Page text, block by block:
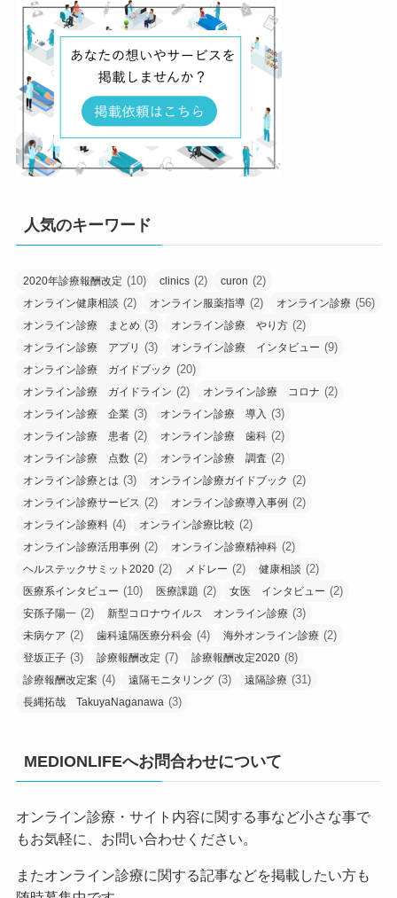
人気のキーワード
2020年診療報酬改定 (10) clinics (2) curon (2)
オンライン健康相談 (2) オンライン服薬指導 (2) オンライン診療 (56)
オンライン診療 まとめ (3) オンライン診療 やり方 (2)
オンライン診療 アプリ (3) オンライン診療 インタビュー (9)
オンライン診療 ガイドブック (20)
オンライン診療 ガイドライン (2) オンライン診療 コロナ (2)
オンライン診療 企業 (3) オンライン診療 導入 (3)
オンライン診療 患者 (2) オンライン診療 歯科 (2)
オンライン診療 点数 (2) オンライン診療 調査 (2)
オンライン診療とは (3) オンライン診療ガイドブック (2)
オンライン診療サービス (2) オンライン診療導入事例 (2)
オンライン診療料 (4) オンライン診療比較 (2)
オンライン診療活用事例 (2) オンライン診療精神科 (2)
ヘルステックサミット2020 (2) メドレー (2) 健康相談 (2)
医療系インタビュー (10) 医療課題 (2) 女医 インタビュー (2)
安孫子陽一 (2) 新型コロナウイルス オンライン診療 (3)
未病ケア (2) 歯科遠隔医療分科会 (4) 海外オンライン診療 (2)
登坂正子 (3) 診療報酬改定 (7) 診療報酬改定2020 (8)
診療報酬改定案 (4) 遠隔モニタリング (3) 遠隔診療 (31)
長縄拓哉 TakuyaNaganawa (3)
MEDIONLIFEへお問合わせについて
オンライン診療・サイト内容に関する事など小さな事で
もお気軽に、お問い合わせください。
またオンライン診療に関する記事などを掲載したい方も